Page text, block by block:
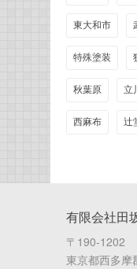
東大和市
特殊塗装
秋葉原 立
西麻布 辻
有限会社田
〒190-1202
東京都西多摩